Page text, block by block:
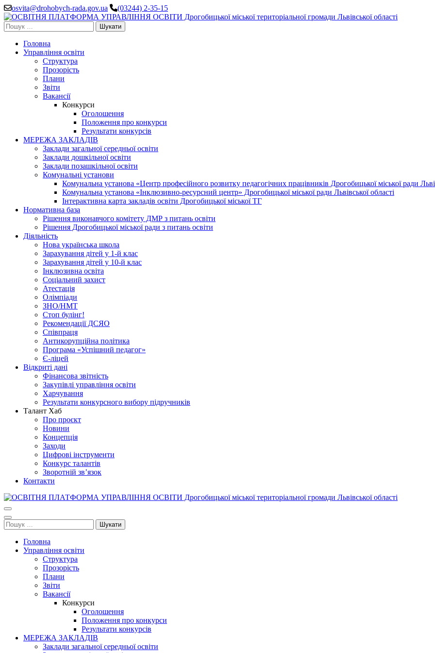
Перейти
до
вмісту
(натисніть
Enter)
osvita@drohobych-rada.gov.ua (03244) 2-35-15
Пошук:
Головна
Управління освіти
Структура
Прозорість
Плани
Звіти
Вакансії
Конкурси
Оголошення
Положення про конкурси
Результати конкурсів
МЕРЕЖА ЗАКЛАДІВ
Заклади загальної середньої освіти
Заклади дошкільної освіти
Заклади позашкільної освіти
Комунальні установи
Комунальна установа «Центр професійного розвитку педагогічних працівників Дрогобицької міської ради
Комунальна установа «Інклюзивно-ресурсний центр» Дрогобицької міської ради Львівської області
Інтерактивна карта закладів освіти Дрогобицької міської ТГ
Нормативна база
Рішення виконавчого комітету ДМР з питань освіти
Рішення Дрогобицької міської ради з питань освіти
Діяльність
Нова українська школа
Зарахування дітей у 1-й клас
Зарахування дітей у 10-й клас
Інклюзивна освіта
Соціальний захист
Атестація
Олімпіади
ЗНО/НМТ
Стоп булінг!
Рекомендації ДСЯО
Співпраця
Антикорупційна політика
Програма «Успішний педагог»
Є-ліцей
Відкриті дані
Фінансова звітність
Закупівлі управління освіти
Харчування
Результати конкурсного вибору підручників
Талант Хаб
Про проєкт
Новини
Концепція
Заходи
Цифрові інструменти
Конкурс талантів
Зворотній зв’язок
Контакти
Пошук:
Головна
Управління освіти
Структура
Прозорість
Плани
Звіти
Вакансії
Конкурси
Оголошення
Положення про конкурси
Результати конкурсів
МЕРЕЖА ЗАКЛАДІВ
Заклади загальної середньої освіти